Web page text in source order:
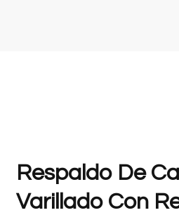
Respaldo De
Varillado Con